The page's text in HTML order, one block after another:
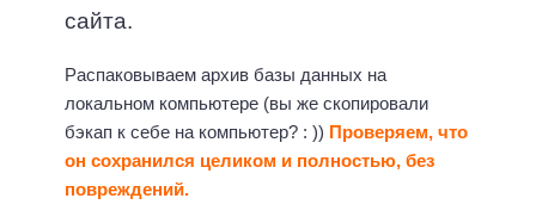
сайта.
Распаковываем архив базы данных на
локальном компьютере (вы же скопировали
бэкап к себе на компьютер? : )) Проверяем, что
он сохранился целиком и полностью, без
повреждений.